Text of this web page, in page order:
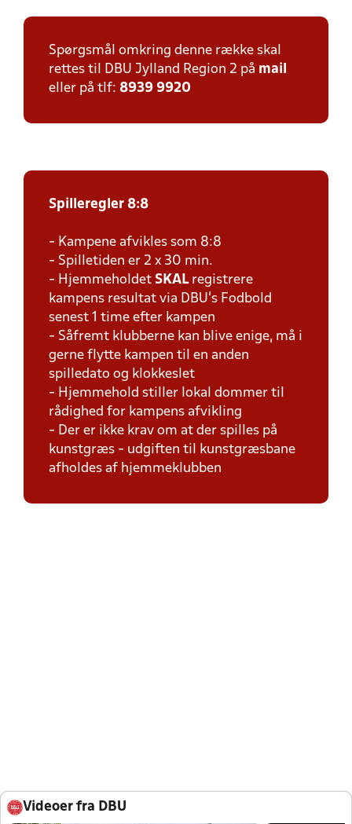
Spørgsmål omkring denne række skal
rettes til DBU Jylland Region 2 på mail
eller på tlf: 8939 9920
Spilleregler 8:8
- Kampene afvikles som 8:8
- Spilletiden er 2 x 30 min.
- Hjemmeholdet SKAL registrere
kampens resultat via DBU's Fodbold
senest 1 time efter kampen
- Såfremt klubberne kan blive enige, må i
gerne flytte kampen til en anden
spilledato og klokkeslet
- Hjemmehold stiller lokal dommer til
rådighed for kampens afvikling
- Der er ikke krav om at der spilles på
kunstgræs - udgiften til kunstgræsbane
afholdes af hjemmeklubben
Videoer fra DBU